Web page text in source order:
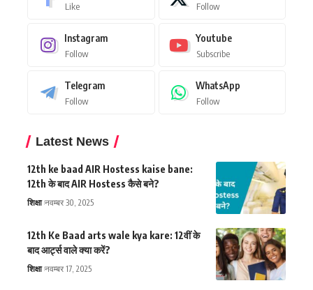
Like Follow
Instagram
Follow
Youtube
Subscribe
Telegram
Follow
WhatsApp
Follow
Latest News
12th ke baad AIR Hostess kaise bane:
12th के बाद AIR Hostess कैसे बने?
शिक्षा नवम्बर 30, 2025
12th Ke Baad arts wale kya kare: 12वीं के
बाद आर्ट्स वाले क्या करें?
शिक्षा नवम्बर 17, 2025